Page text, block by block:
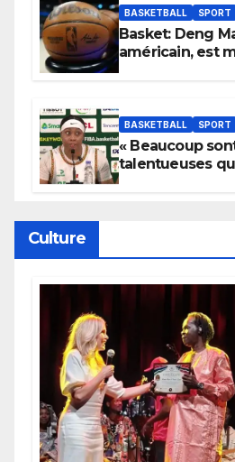
BASKETBALL SPORT
Basket: Deng
américain, est
BASKETBALL SPORT
« Beaucoup
talentueuses
Culture